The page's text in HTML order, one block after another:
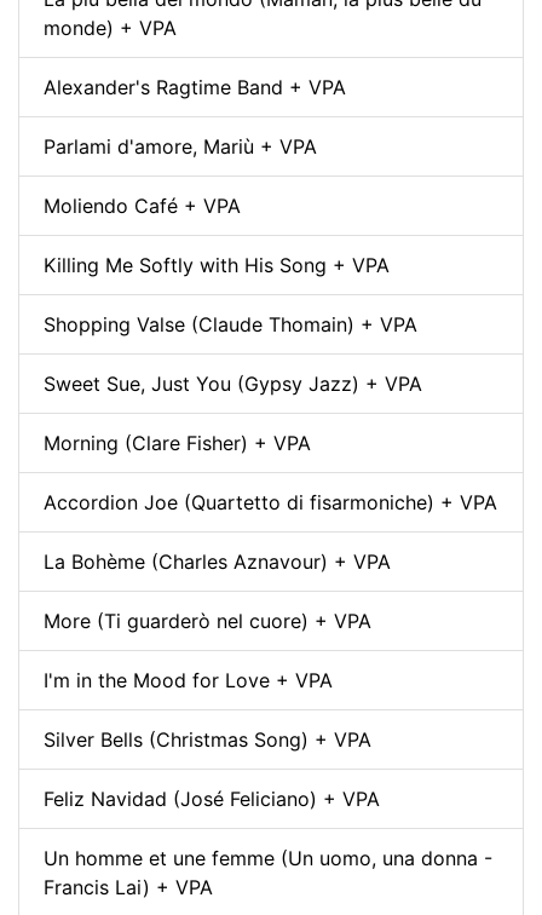
monde) + VPA
Alexander's Ragtime Band + VPA
Parlami d'amore, Mariù + VPA
Moliendo Café + VPA
Killing Me Softly with His Song + VPA
Shopping Valse (Claude Thomain) + VPA
Sweet Sue, Just You (Gypsy Jazz) + VPA
Morning (Clare Fisher) + VPA
Accordion Joe (Quartetto di fisarmoniche) + VPA
La Bohème (Charles Aznavour) + VPA
More (Ti guarderò nel cuore) + VPA
I'm in the Mood for Love + VPA
Silver Bells (Christmas Song) + VPA
Feliz Navidad (José Feliciano) + VPA
Un homme et une femme (Un uomo, una donna -
Francis Lai) + VPA